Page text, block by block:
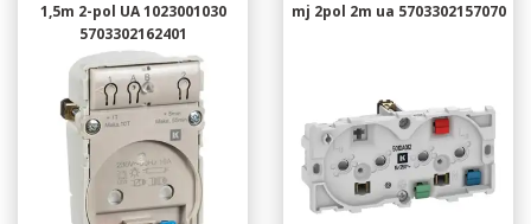
1,5m 2-pol UA 1023001030
5703302162401
mj 2pol 2m ua 5703302157070